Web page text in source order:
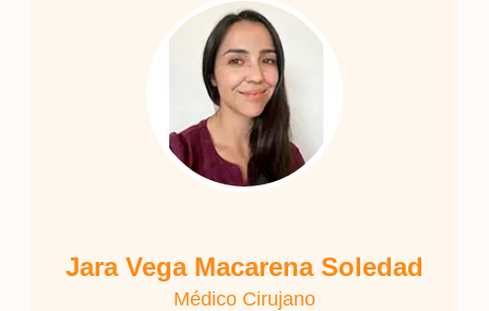
Jara Vega Macarena Soledad
Médico Cirujano